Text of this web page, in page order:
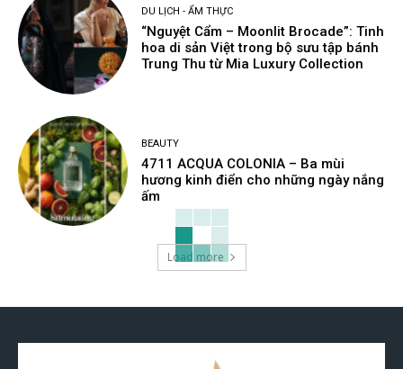
DU LỊCH - ẨM THỰC
“Nguyệt Cẩm – Moonlit Brocade”: Tinh
hoa di sản Việt trong bộ sưu tập bánh
Trung Thu từ Mia Luxury Collection
BEAUTY
4711 ACQUA COLONIA – Ba mùi
hương kinh điển cho những ngày nắng
ấm
Load more